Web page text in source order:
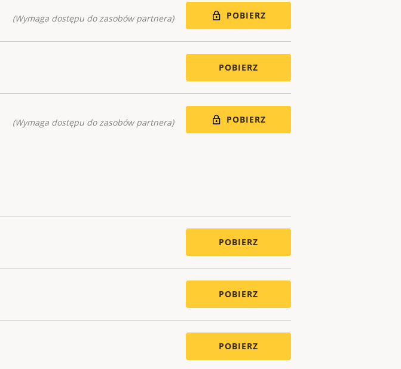
(Wymaga dostępu do zasobów partnera) POBIERZ
POBIERZ
(Wymaga dostępu do zasobów partnera) POBIERZ
POBIERZ
POBIERZ
POBIERZ